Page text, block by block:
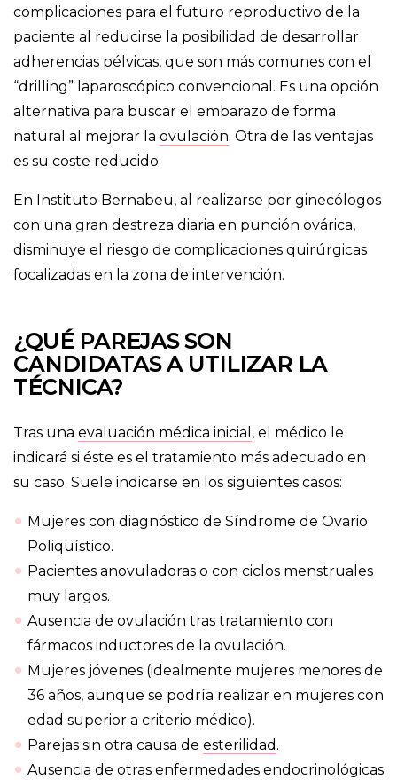
complicaciones para el futuro reproductivo de la
paciente al reducirse la posibilidad de desarrollar
adherencias pélvicas, que son más comunes con el
“drilling” laparoscópico convencional. Es una opción
alternativa para buscar el embarazo de forma
natural al mejorar la ovulación. Otra de las ventajas
es su coste reducido.
En Instituto Bernabeu, al realizarse por ginecólogos
con una gran destreza diaria en punción ovárica,
disminuye el riesgo de complicaciones quirúrgicas
focalizadas en la zona de intervención.
¿QUÉ PAREJAS SON
CANDIDATAS A UTILIZAR LA
TÉCNICA?
Tras una evaluación médica inicial , el médico le
indicará si éste es el tratamiento más adecuado en
su caso. Suele indicarse en los siguientes casos:
Mujeres con diagnóstico de Síndrome de Ovario
Poliquístico.
Pacientes anovuladoras o con ciclos menstruales
muy largos.
Ausencia de ovulación tras tratamiento con
fármacos inductores de la ovulación.
Mujeres jóvenes (idealmente mujeres menores de
36 años, aunque se podría realizar en mujeres con
edad superior a criterio médico).
Parejas sin otra causa de esterilidad .
Ausencia de otras enfermedades endocrinológicas